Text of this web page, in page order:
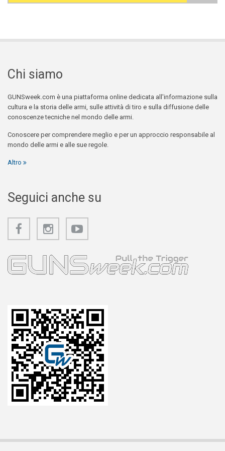
Chi siamo
GUNSweek.com è una piattaforma online dedicata all'informazione sulla
cultura e la storia delle armi, sulle attività di tiro e sulla diffusione delle
conoscenze tecniche nel mondo delle armi.
Conoscere per comprendere meglio e per un approccio responsabile al
mondo delle armi e alle sue regole.
Altro
Seguici anche su